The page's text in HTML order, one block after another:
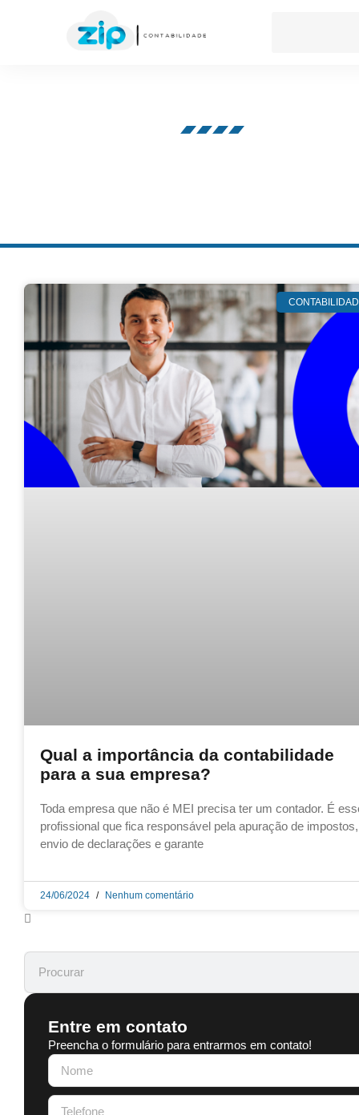
Qual a importância da contabilidade
para a sua empresa?
Toda empresa que não é MEI precisa ter um contador. É
profissional que fica responsável pela apuração de impostos,
envio de declarações e garante
24/06/2024 Nenhum comentário
Entre em contato
Preencha o formulário para entrarmos em contato!